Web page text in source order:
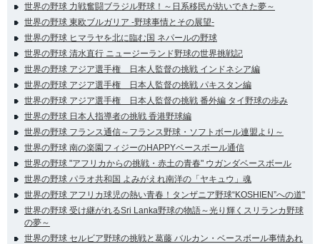
世界の野球 力戦奮闘ブラジル野球！～日系移民が紡いできた夢～
世界の野球 東欧ブルガリア -野球事情とその展望-
世界の野球 ヒマラヤを北に臨む国 ネパールの野球
世界の野球 清水直行 ニュージーランド野球の世界挑戦記
世界の野球 アジア選手権 日本人監督の挑戦 インドネシア編
世界の野球 アジア選手権 日本人監督の挑戦 パキスタン編
世界の野球 アジア選手権 日本人監督の挑戦 番外編 タイ野球の歩み
世界の野球 日本人指導者の挑戦 香港野球編
世界の野球 フランス通信～フランス野球・ソフトボール連盟より～
世界の野球 南の楽園フィジーのHAPPYベースボール通信
世界の野球 "アフリカからの挑戦・赤土の青春" ウガンダベースボール
世界の野球 パラオ共和国 よみがえれ南洋の「ヤキュウ」魂
世界の野球 アフリカ球児の熱い青春！タンザニア野球“KOSHIEN”への道"
世界の野球 受け継がれるSri Lanka野球の物語～光り輝くスリランカ野球
の夢～
世界の野球 セルビア野球の挑戦と葛藤 バルカン・ベースボール事情あれ